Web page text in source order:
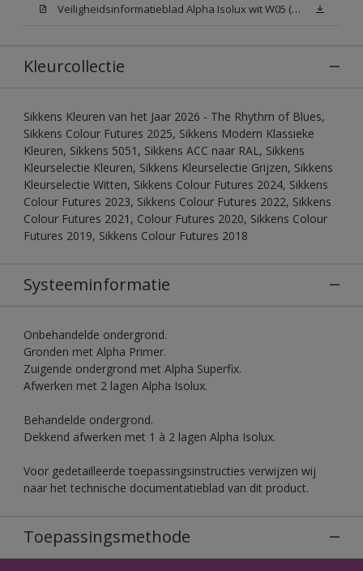
Veiligheidsinformatieblad Alpha Isolux wit W05 (SDS)
Kleurcollectie
Sikkens Kleuren van het Jaar 2026 - The Rhythm of Blues,
Sikkens Colour Futures 2025, Sikkens Modern Klassieke
Kleuren, Sikkens 5051, Sikkens ACC naar RAL, Sikkens
Kleurselectie Kleuren, Sikkens Kleurselectie Grijzen, Sikkens
Kleurselectie Witten, Sikkens Colour Futures 2024, Sikkens
Colour Futures 2023, Sikkens Colour Futures 2022, Sikkens
Colour Futures 2021, Colour Futures 2020, Sikkens Colour
Futures 2019, Sikkens Colour Futures 2018
Systeeminformatie
Onbehandelde ondergrond.
Gronden met Alpha Primer.
Zuigende ondergrond met Alpha Superfix.
Afwerken met 2 lagen Alpha Isolux.
Behandelde ondergrond.
Dekkend afwerken met 1 à 2 lagen Alpha Isolux.
Voor gedetailleerde toepassingsinstructies verwijzen wij
naar het technische documentatieblad van dit product.
Toepassingsmethode